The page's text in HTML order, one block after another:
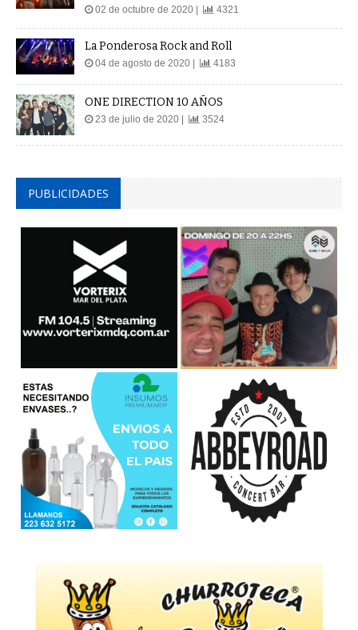
02 de octubre de 2020 | 4321
La Ponderosa Rock and Roll
04 de agosto de 2020 | 4183
ONE DIRECTION 10 AÑOS
23 de julio de 2020 | 3524
PUBLICIDADES